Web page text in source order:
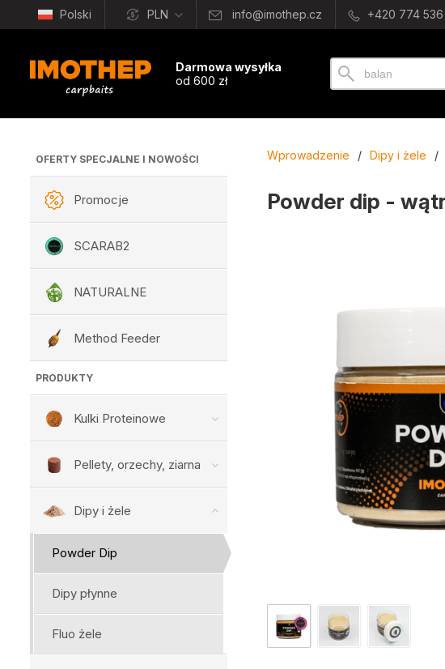
Polski PLN info@imothep.cz +420 774 536
Darmowa wysyłka
od 600 zł
OFERTY SPECJALNE I NOWOŚCI
Promocje
SCARAB2
NATURALNE
Method Feeder
PRODUKTY
Kulki Proteinowe
Pellety, orzechy, ziarna
Dipy i żele
Powder Dip
Dipy płynne
Fluo żele
Wprowadzenie / Dipy i żele /
Powder dip -